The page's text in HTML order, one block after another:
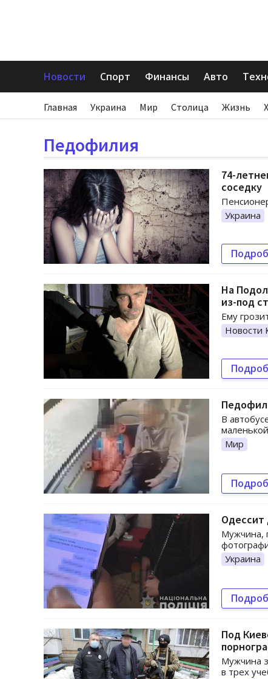
Новости Спорт Финансы Авто
Главная Украина Мир Столица Жизнь
Педофилия
74-
соседку
Украина
На
из-под
Ему
Новости
Педофил
В
Мир
Одессит
Мужчина,
Украина
Под
Мужчина
в трех